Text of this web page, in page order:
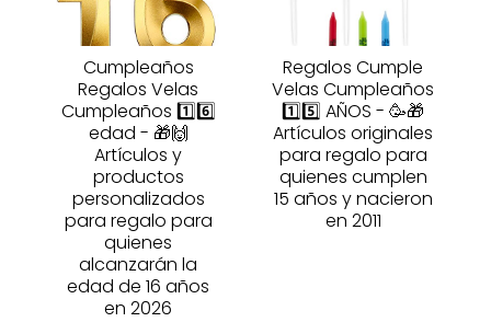
Cumpleaños
Regalos Velas
Cumpleaños 1️⃣6️⃣
edad - 🎁🙌
Artículos y
productos
personalizados
para regalo para
quienes
alcanzarán la
edad de 16 años
en 2026
Regalos Cumple
Velas Cumpleaños
1️⃣5️⃣ AÑOS - 🥳🎁
Artículos originales
para regalo para
quienes cumplen
15 años y nacieron
en 2011